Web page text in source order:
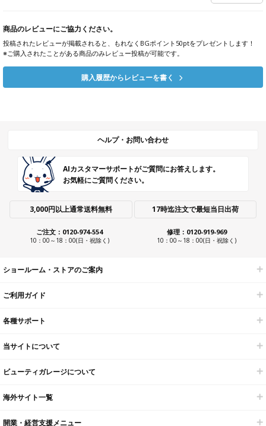
商品のレビューにご協力ください。
投稿されたレビューが掲載されると、もれなくBGポイント50ptをプレゼントします！
※ご購入されたことがある商品のみレビュー投稿が可能です。
購入履歴からレビューを書く
ヘルプ・お問い合わせ
AIカスタマーサポートがご質問にお答えします。
お気軽にご質問ください。
3,000円以上通常送料無料 17時迄注文で最短当日出荷
ご注文：0120-974-554
10：00～18：00(日・祝除く)
修理：0120-919-969
10：00～18：00(日・祝除く)
ショールーム・ストアのご案内
ご利用ガイド
各種サポート
当サイトについて
ビューティガレージについて
海外サイト一覧
開業・経営支援メニュー